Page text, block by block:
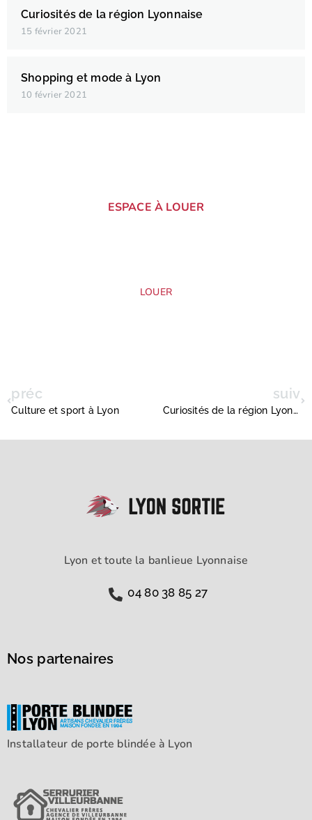
Curiosités de la région Lyonnaise
15 février 2021
Shopping et mode à Lyon
10 février 2021
ESPACE À LOUER
LOUER
préc
Culture et sport à Lyon
suiv
Curiosités de la région Lyonnaise
Lyon et toute la banlieue Lyonnaise
04 80 38 85 27
Nos partenaires
Installateur de porte blindée à Lyon